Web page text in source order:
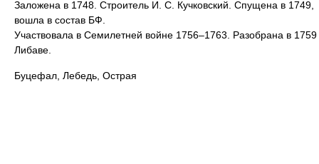
Заложена в 1748. Строитель И. С. Кучковский. Спущена в 1749,
вошла в состав БФ.
Участвовала в Семилетней войне 1756–1763. Разобрана в 1759
Либаве.
Буцефал, Лебедь, Острая